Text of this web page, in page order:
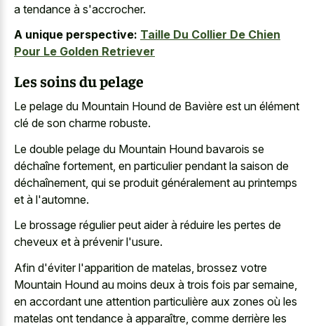
a tendance à s'accrocher.
A unique perspective: Taille Du Collier De Chien
Pour Le Golden Retriever
Les soins du pelage
Le pelage du Mountain Hound de Bavière est un élément
clé de son charme robuste.
Le double pelage du Mountain Hound bavarois se
déchaîne fortement, en particulier pendant la saison de
déchaînement, qui se produit généralement au printemps
et à l'automne.
Le brossage régulier peut aider à réduire les pertes de
cheveux et à prévenir l'usure.
Afin d'éviter l'apparition de matelas, brossez votre
Mountain Hound au moins deux à trois fois par semaine,
en accordant une attention particulière aux zones où les
matelas ont tendance à apparaître, comme derrière les